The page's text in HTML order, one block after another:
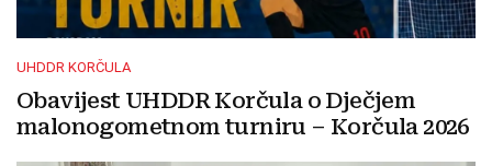
UHDDR KORČULA
Obavijest UHDDR Korčula o Dječjem
malonogometnom turniru – Korčula 2026